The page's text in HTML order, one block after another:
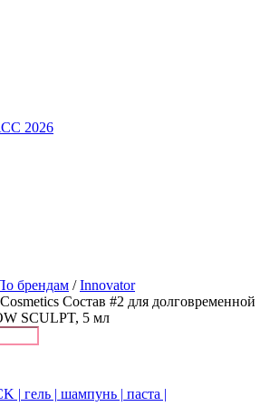
2026
брендам /Innovator
Состав #2 для долговременной
SCULPT, 5 мл
| гель | шампунь | паста |